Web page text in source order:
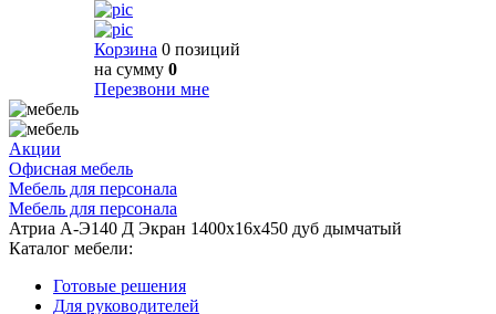
Корзина 0 позиций
на сумму 0
Перезвони мне
Акции
Офисная мебель
Мебель для персонала
Мебель для персонала
Атриа А-Э140 Д Экран 1400х16х450 дуб дымчатый
Каталог мебели:
Готовые решения
Для руководителей